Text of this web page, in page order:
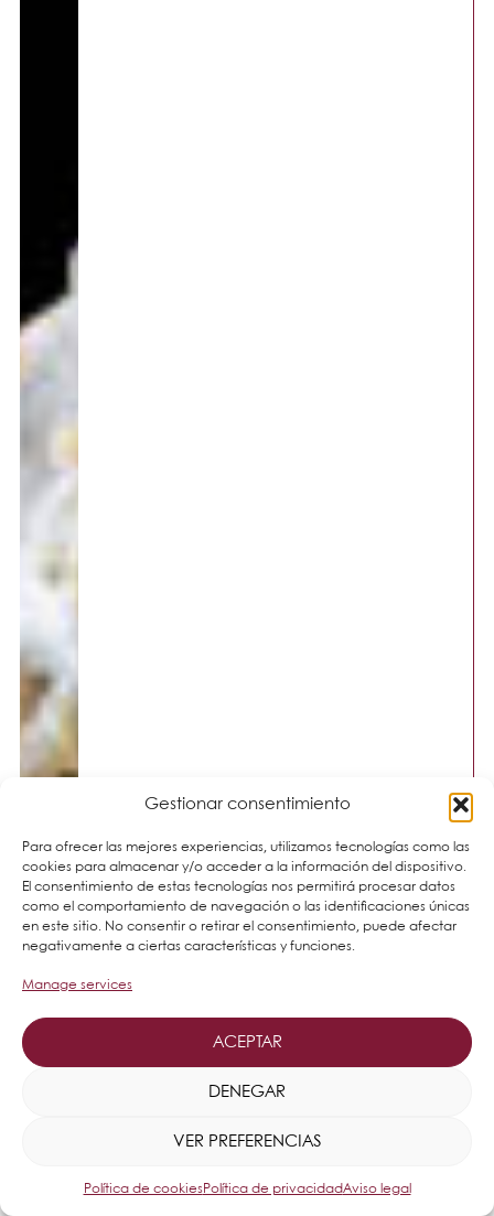
Gestionar consentimiento
Para ofrecer las mejores experiencias, utilizamos tecnologías como las
cookies para almacenar y/o acceder a la información del dispositivo.
El consentimiento de estas tecnologías nos permitirá procesar datos
como el comportamiento de navegación o las identificaciones únicas
en este sitio. No consentir o retirar el consentimiento, puede afectar
negativamente a ciertas características y funciones.
Manage services
ACEPTAR
DENEGAR
VER PREFERENCIAS
Política de cookiesPolítica de privacidadAviso legal